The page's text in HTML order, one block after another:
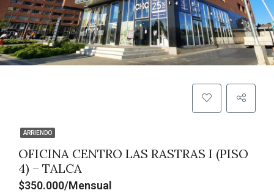
ARRIENDO
OFICINA CENTRO LAS RASTRAS I (PISO
4) – TALCA
$350.000/Mensual